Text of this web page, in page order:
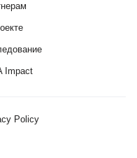
Impact
Policy